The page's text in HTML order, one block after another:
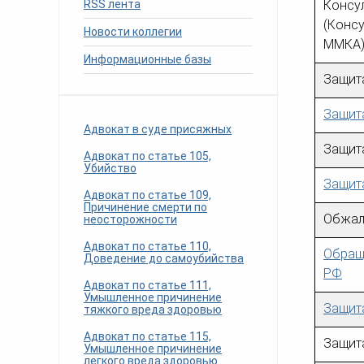
Миграционное право
Оспаривание сделок
Для юридических лиц
Споры по строительному
Таможенный адвокат
Урегулирование споров в
досудебном порядке
человека (Страсбург)
Конституционный Суд РФ
RSS лента
Новости коллегии
Информационные базы
Адвокат в суде присяжных
Адвокат по статье 105,
Убийство
Адвокат по статье 109,
Причинение смерти по
неосторожности
Адвокат по статье 110,
Доведение до самоубийства
Адвокат по статье 111,
Умышленное причинение
тяжкого вреда здоровью
Адвокат по статье 115,
Умышленное причинение
легкого вреда здоровью
ММКА)
РФ